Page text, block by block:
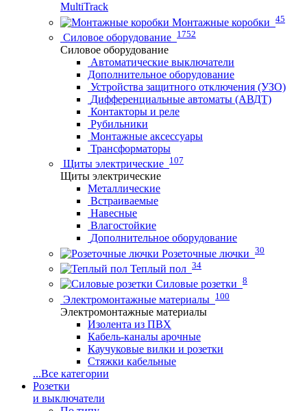
MultiTrack
Монтажные коробки 45
Силовое оборудование 1752
Силовое оборудование
Автоматические выключатели
Дополнительное оборудование
Устройства защитного отключения (УЗО)
Дифференциальные автоматы (АВДТ)
Контакторы и реле
Рубильники
Монтажные аксессуары
Трансформаторы
Щиты электрические 107
Щиты электрические
Металлические
Встраиваемые
Навесные
Влагостойкие
Дополнительное оборудование
Розеточные лючки 30
Теплый пол 34
Силовые розетки 8
Электромонтажные материалы 100
Электромонтажные материалы
Изолента из ПВХ
Кабель-каналы арочные
Каучуковые вилки и розетки
Стяжки кабельные
...Все категории
Розетки
и выключатели